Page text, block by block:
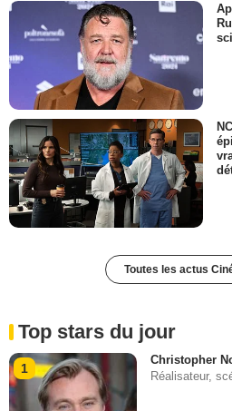
Toutes les actus
Top stars du jour
1
Christopher
Réalisateur,